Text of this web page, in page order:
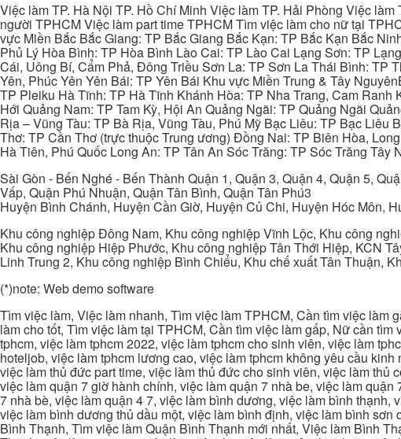
Việc làm TP. Hà Nội TP. Hồ Chí Minh Việc làm TP. Hải Phòng Việc
người TPHCM Việc làm part time TPHCM Tìm việc làm cho nữ tại
vực Miền Bắc Bắc Giang: TP Bắc Giang Bắc Kạn: TP Bắc Kạn Bắc
Phủ Lý Hòa Bình: TP Hòa Bình Lào Cai: TP Lào Cai Lạng Sơn: TP
Cái, Uông Bí, Cẩm Phả, Đông Triều Sơn La: TP Sơn La Thái Bình: TP
Yên, Phúc Yên Yên Bái: TP Yên Bái Khu vực Miền Trung & Tây
TP Pleiku Hà Tĩnh: TP Hà Tĩnh Khánh Hòa: TP Nha Trang, Cam
Hới Quảng Nam: TP Tam Kỳ, Hội An Quảng Ngãi: TP Quảng Ngãi
Rịa – Vũng Tàu: TP Bà Rịa, Vũng Tàu, Phú Mỹ Bạc Liêu: TP Bạc
Thơ: TP Cần Thơ (trực thuộc Trung ương) Đồng Nai: TP Biên Hòa,
Hà Tiên, Phú Quốc Long An: TP Tân An Sóc Trăng: TP Sóc Trăng
Sài Gòn - Bến Nghé - Bến Thành Quận 1, Quận 3, Quận 4, Quận 5,
Vấp, Quận Phú Nhuận, Quận Tân Bình, Quận Tân Phú3
Huyện Bình Chánh, Huyện Cần Giờ, Huyện Củ Chi, Huyện Hóc Môn,
Khu công nghiệp Đông Nam, Khu công nghiệp Vĩnh Lộc, Khu công
Khu công nghiệp Hiệp Phước, Khu công nghiệp Tân Thới Hiệp, KCN
Linh Trung 2, Khu công nghiệp Bình Chiểu, Khu chế xuất Tân Thuận,
(*)note: Web demo software
Tìm việc làm, Việc làm nhanh, Tìm việc làm TPHCM, Cần tìm việc
làm cho tốt, Tìm việc làm tại TPHCM, Cần tìm việc làm gấp, Nữ cần
tphcm, việc làm tphcm 2022, việc làm tphcm cho sinh viên, việc làm
hoteljob, việc làm tphcm lương cao, việc làm tphcm không yêu cầu
việc làm thủ đức part time, việc làm thủ đức cho sinh viên, việc làm
việc làm quận 7 giờ hành chính, việc làm quận 7 nhà be, việc làm
7 nhà bè, việc làm quận 4 7, việc làm bình dương, việc làm bình
việc làm bình dương thủ dầu một, việc làm bình định, việc làm bình
Bình Thạnh, Tìm việc làm Quận Bình Thạnh mới nhất, Việc làm Bình